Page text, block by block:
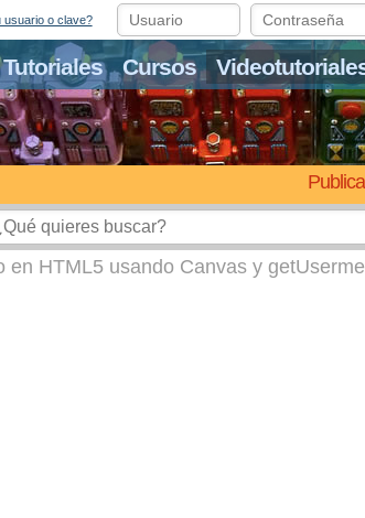
Tutoriales Cursos
usuario o clave?
en HTML5 usando Canvas y